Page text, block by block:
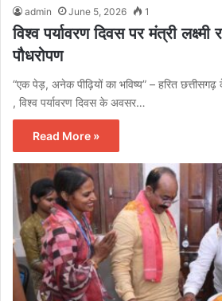
admin June 5, 2026 1
विश्व पर्यावरण दिवस पर मंत्री लक्ष्मी
पौधरोपण
“एक पेड़, अनेक पीढ़ियों का भविष्य” – हरित छत्तीसगढ़
, विश्व पर्यावरण दिवस के अवसर…
Read More »